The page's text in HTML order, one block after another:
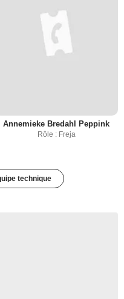
Annemieke Bredahl Peppink
Rôle : Freja
technique